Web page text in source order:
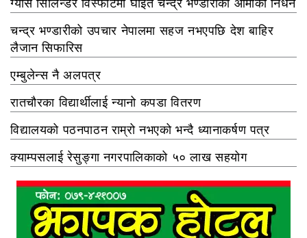
ग्यास सिलिन्डर विस्फोटमा घाइते चन्द्र भण्डारीकी आमाको निधन
चन्द्र भण्डारीको उपचार नेपालमा सहज नभएपछि देश बाहिर
लैजान सिफारिस
एम्बुलेन्स नै अलपत्र
रातचौरका विद्यार्थीलाई न्यानो कपडा वितरण
विद्यालयको पठनपाठन राम्रो नभएको भन्दै ध्यानाकर्षण पत्र
क्याम्पसलाई रेसुङ्गा नगरपालिकाको ५० लाख सहयोग